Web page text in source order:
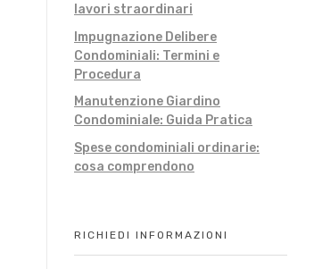
lavori straordinari
Impugnazione Delibere
Condominiali: Termini e
Procedura
Manutenzione Giardino
Condominiale: Guida Pratica
Spese condominiali ordinarie:
cosa comprendono
RICHIEDI INFORMAZIONI